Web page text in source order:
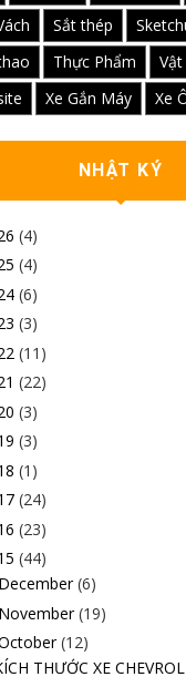
Sắt thép
Thực Phẩm
Xe Gắn Máy Xe
NHẬT KÝ
(4)
(4)
(6)
(3)
(11)
(22)
(3)
(3)
(1)
(24)
(23)
(44)
December (6)
November (19)
(12)
THƯỚC XE